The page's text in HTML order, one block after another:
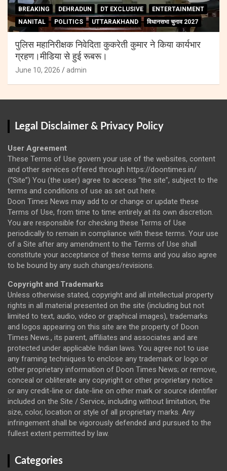
BREAKING DEHRADUN DT EXCLUSIVE
ENTERTAINMENT
NANITAL
POLITICS UTTARAKHAND विधानसभा चुनाव 2027
पुलिस महानिरीक्षक निवेदिता कुकरेती कुमार ने किया कार्यभार
ग्रहण।मीडिया से हुई रूबरू।
June 10, 2026 admin
Legal Disclaimer & Privacy Policy
User Agreement
These Terms of Use govern your use of the websites, content
and other services offered through https://doontimes.in/
(“Site”) You (the user) agree to access “the site”, subject to the
terms and conditions of use as set out here.
Doon Times News may add to or change or update these
Terms of Use, from time to time entirely at its own discretion.
You are responsible for checking these Terms of Use
periodically to remain in compliance with these terms. Your use
of a Site after any amendment to the Terms of Use shall
constitute your acceptance of these terms and you also agree
to be bound by any such changes/revisions.
Copyright and Trademarks
Unless otherwise stated, copyright and all intellectual property
rights in all material presented on the site (including but not
limited to text, audio, video or graphical images), trademarks
and logos appearing on this site are the property of Doon
Times News., its parent, affiliates and associates and are
protected under applicable Indian laws. You agree not to use
any framing techniques to enclose any trademark or logo or
other proprietary information of Doon Times News; or remove,
conceal or obliterate any copyright or other proprietary notice
or any credit-line or date-line on other mark or source identifier
included on the Site / Service, including without limitation, the
size, color, location or style of all proprietary marks. Any
infringement shall be vigorously defended and pursued to the
fullest extent permitted by law.
Categories